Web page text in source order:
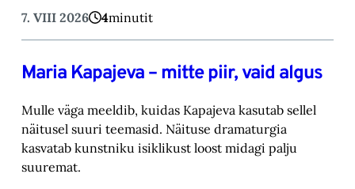
7. VIII 2026 4minutit
Maria Kapajeva – mitte piir, vaid algus
Mulle väga meeldib, kuidas Kapajeva kasutab sellel
näitusel suuri teemasid. Näituse drama‎turgia
kasvatab kunstniku isiklikust loost midagi palju
suuremat.‎